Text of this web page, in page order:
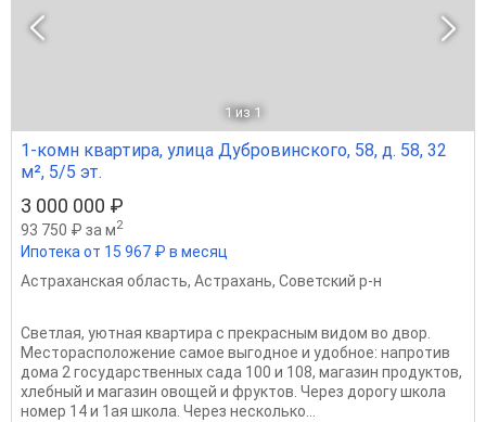
1 из 1
1-комн квартира, улица Дубровинского, 58, д. 58, 32
м², 5/5 эт.
3 000 000 ₽
93 750 ₽ за м2
Ипотека от 15 967 ₽ в месяц
Астраханская область, Астрахань, Советский р-н
Светлая, уютная квартира с прекрасным видом во двор.
Месторасположение самое выгодное и удобное: напротив
дома 2 государственных сада 100 и 108, магазин продуктов,
хлебный и магазин овощей и фруктов. Через дорогу школа
номер 14 и 1ая школа. Через несколько...